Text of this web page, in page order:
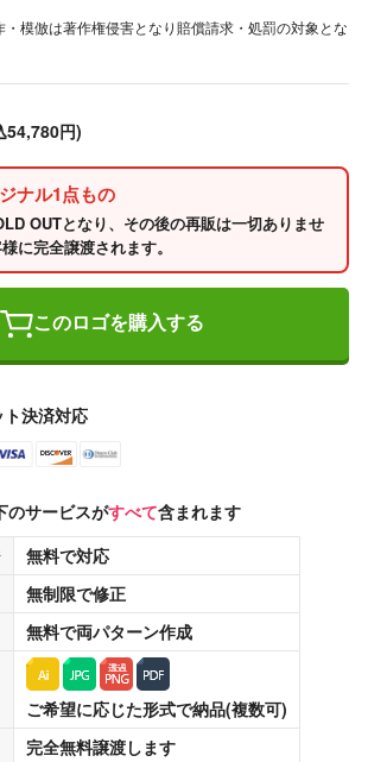
模倣は著作権侵害となり賠償請求・処罰の対象とな
54,780円)
ナル1点もの
OUTとなり、その後の再販は一切ありませ
に完全譲渡されます。
このロゴを購入する
決済対応
のサービスがすべて含まれます
無料で対応
無制限で修正
無料で両パターン作成
ご希望に応じた形式で納品(複数可)
完全無料譲渡します